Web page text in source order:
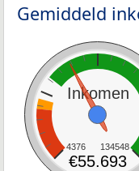
Gemiddeld
Inkomen
4376 134548
€55.693